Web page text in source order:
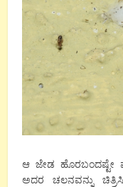
ಆ ಜೇಡ ಹೊರಬಂದಷ್ಟೇ
ಅದರ ಚಲನವನ್ನು